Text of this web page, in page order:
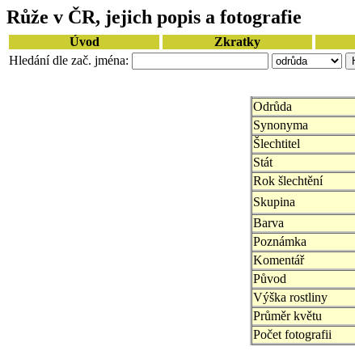
Růže v ČR, jejich popis a fotografie
Úvod Zkratky
Hledání dle zač. jména:
Odrůda
Synonyma
Šlechtitel
Stát
Rok šlechtění
Skupina
Barva
Poznámka
Komentář
Původ
Výška rostliny
Průměr květu
Počet fotografii